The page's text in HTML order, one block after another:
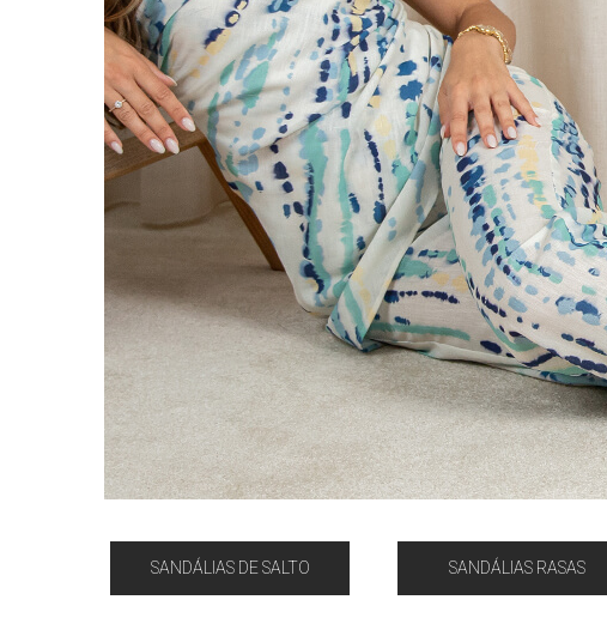
SANDÁLIAS DE SALTO SANDÁLIAS RASAS